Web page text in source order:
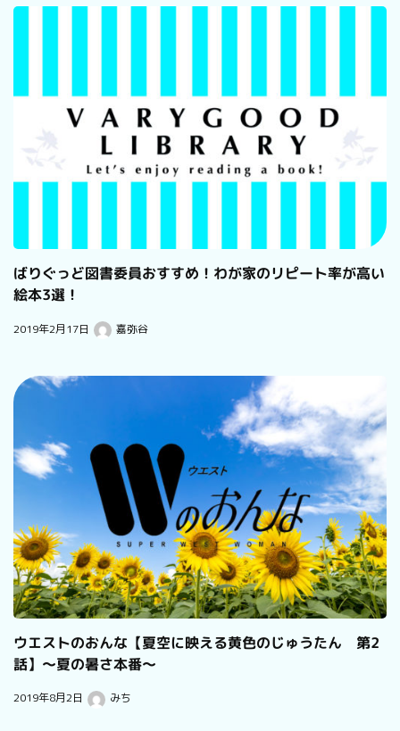
ばりぐっど図書委員おすすめ！わが家のリピート率が高い
絵本3選！
2019年2月17日 嘉弥谷
ウエストのおんな【夏空に映える黄色のじゅうたん 第2
話】～夏の暑さ本番～
2019年8月2日 みち